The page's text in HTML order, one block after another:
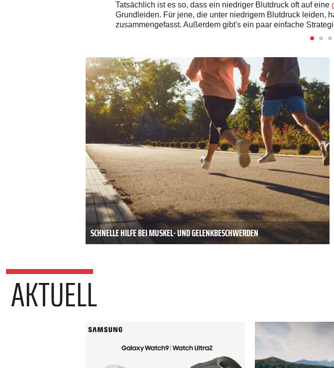
Tatsächlich ist es so, dass ein niedriger Blutdruck oft auf eine
Grundleiden. Für jene, die unter niedrigem Blutdruck leiden,
zusammengefasst. Außerdem gibt's ein paar einfache
SCHNELLE HILFE BEI MUSKEL- UND GELENKBESCHWERDEN
AKTUELL